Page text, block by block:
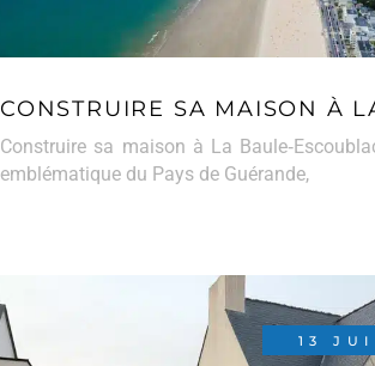
CONSTRUIRE SA MAISON À
Construire sa maison à La
emblématique du Pays de Guérande,
13